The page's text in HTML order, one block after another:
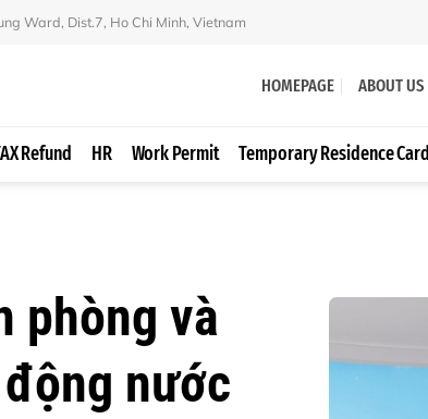
Ward, Dist.7, Ho Chi Minh, Vietnam
HOMEPAGE ABOUT US
Refund HR Work Permit Temporary Residence Card
phòng và
nước